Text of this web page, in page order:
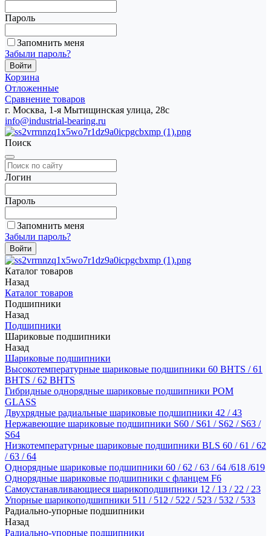
Пароль
Запомнить меня
Забыли пароль?
Корзина
Отложенные
Сравнение товаров
г. Москва, 1-я Мытищинская улица, 28с
info@industrial-bearing.ru
Поиск
Логин
Пароль
Запомнить меня
Забыли пароль?
Каталог товаров
Назад
Каталог товаров
Подшипники
Назад
Подшипники
Шариковые подшипники
Назад
Шариковые подшипники
Высокотемпературные шариковые подшипники 60 BHTS / 61
BHTS / 62 BHTS
Гибридные однорядные шариковые подшипники POM
GLASS
Двухрядные радиальные шариковые подшипники 42 / 43
Нержавеющие шариковые подшипники S60 / S61 / S62 / S63 /
S64
Низкотемпературные шариковые подшипники BLS 60 / 61 / 62
/ 63 / 64
Однорядные шариковые подшипники 60 / 62 / 63 / 64 /618 /619
Однорядные шариковые подшипники с фланцем F6
Самоустанавливающиеся шарикоподшипники 12 / 13 / 22 / 23
Упорные шарикоподшипники 511 / 512 / 522 / 523 / 532 / 533
Радиально-упорные подшипники
Назад
Радиально-упорные подшипники